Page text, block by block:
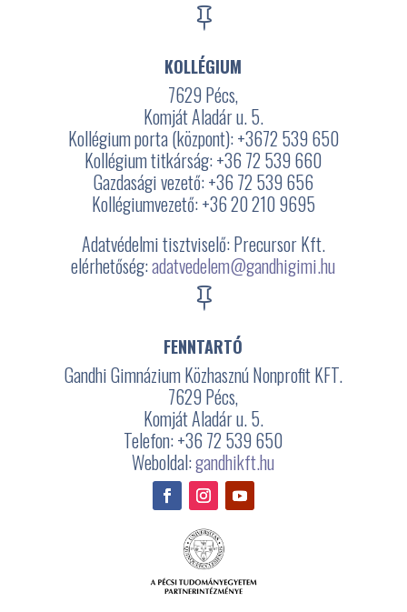

KOLLÉGIUM
7629 Pécs,
Komját Aladár u. 5.
Kollégium porta (központ): +3672 539 650
Kollégium titkárság: +36 72 539 660
Gazdasági vezető: +36 72 539 656
Kollégiumvezető: +36 20 210 9695
Adatvédelmi tisztviselő: Precursor Kft.
elérhetőség:adatvedelem@gandhigimi.hu

FENNTARTÓ
Gandhi Gimnázium Közhasznú Nonprofit KFT.
7629 Pécs,
Komját Aladár u. 5.
Telefon: +36 72 539 650
Weboldal:gandhikft.hu